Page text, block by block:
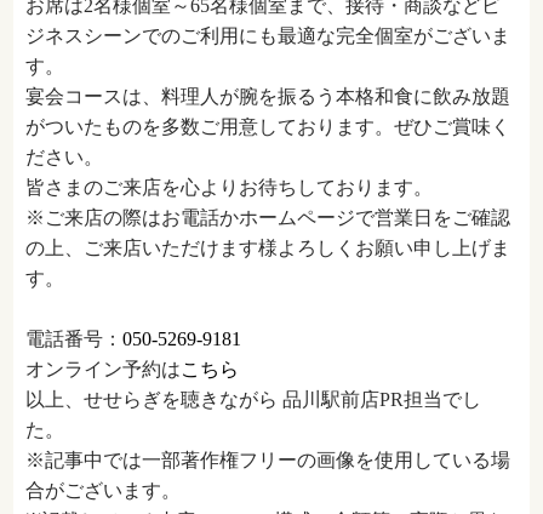
お席は2名様個室～65名様個室まで、接待・商談などビ
ジネスシーンでのご利用にも最適な完全個室がございま
す。
宴会コースは、料理人が腕を振るう本格和食に飲み放題
がついたものを多数ご用意しております。ぜひご賞味く
ださい。
皆さまのご来店を心よりお待ちしております。
※ご来店の際はお電話かホームページで営業日をご確認
の上、ご来店いただけます様よろしくお願い申し上げま
す。
電話番号：050-5269-9181
オンライン予約はこちら
以上、せせらぎを聴きながら 品川駅前店PR担当でし
た。
※記事中では一部著作権フリーの画像を使用している場
合がございます。